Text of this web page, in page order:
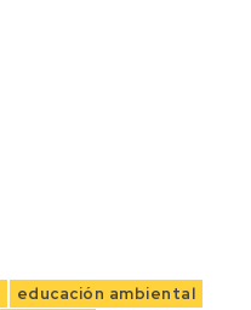
educación ambiental